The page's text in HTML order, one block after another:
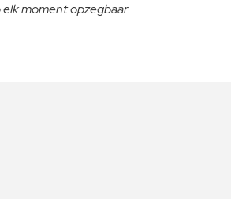
moment opzegbaar.